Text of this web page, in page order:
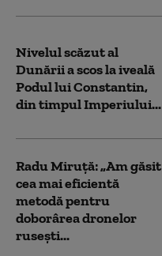
Nivelul scăzut al
Dunării a scos la iveală
Podul lui Constantin,
din timpul Imperiului...
Radu Miruță: „Am găsit
cea mai eficientă
metodă pentru
doborârea dronelor
rusești...